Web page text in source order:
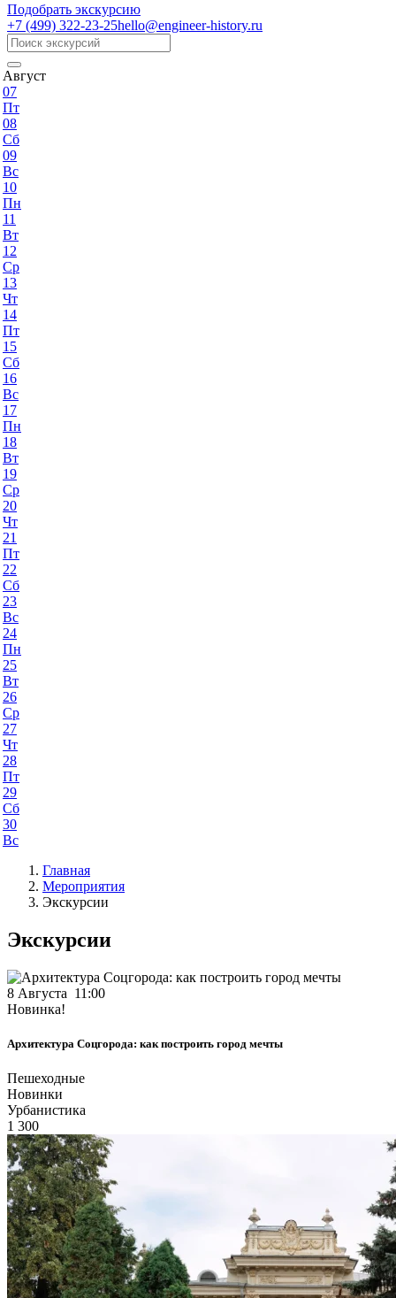
Подобрать экскурсию
+7 (499) 322-23-25hello@engineer-history.ru
Август
07
Пт
08
Сб
09
Вс
10
Пн
11
Вт
12
Ср
13
Чт
14
Пт
15
Сб
16
Вс
17
Пн
18
Вт
19
Ср
20
Чт
21
Пт
22
Сб
23
Вс
24
Пн
25
Вт
26
Ср
27
Чт
28
Пт
29
Сб
30
Вс
Главная
Мероприятия
Экскурсии
Экскурсии
8 Августа 11:00
Новинка!
Архитектура Соцгорода: как построить город мечты
Пешеходные
Новинки
Урбанистика
1 300